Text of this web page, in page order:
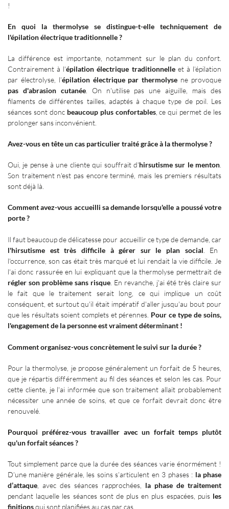
!
En quoi la thermolyse se distingue-t-elle techniquement de
l'épilation électrique traditionnelle?
La différence est importante, notamment sur le plan du confort.
Contrairement à l'épilation électrique traditionnelleet à l’épilation
par électrolyse, l’épilation électrique par thermolyse ne provoque
pas d'abrasion cutanée. On n'utilise pas une aiguille, mais des
filaments de différentes tailles, adaptés à chaque type de poil. Les
séances sont donc beaucoup plus confortables, ce qui permet de les
prolonger sans inconvénient.
Avez-vous en tête un cas particulier traité grâce à la thermolyse?
Oui, je pense à une cliente qui souffrait d'hirsutisme sur le menton
Son traitement n'est pas encore terminé, mais les premiers résultats
sont déjà là.
Comment avez-vous accueilli sa demande lorsqu'elle a poussé votre
porte?
Il faut beaucoup de délicatesse pour accueillir ce type de demande, car
l'hirsutisme est très difficile à gérer sur le plan social . En
l'occurrence, son cas était très marqué et lui rendait la vie difficile. Je
l'ai donc rassurée en lui expliquant que la thermolyse permettrait de
régler son problème sans risque . En revanche, j'ai été très claire sur
le fait que le traitement serait long, ce qui implique un coût
conséquent, et surtout qu'il était impératif d'aller jusqu'au bout pour
que les résultats soient complets et pérennes. Pour ce type de soins,
l'engagement de la personne est vraiment déterminant !
Comment organisez-vous concrètement le suivi sur la durée?
Pour la thermolyse, je propose généralement un forfait de 5 heures,
que je répartis différemment au fil des séances et selon les cas. Pour
cette cliente, je l'ai informée que son traitement allait probablement
nécessiter une année de soins, et que ce forfait devrait donc être
renouvelé.
Pourquoi préférez-vous travailler avec un forfait temps plutôt
qu'un forfait séances?
Tout simplement parce que la durée des séances varie énormément !
D’une manière générale, les soins s’articulent en 3 phases : la phase
d’attaque , avec des séances rapprochées, la phase de traitement
pendant laquelle les séances sont de plus en plus espacées, puis les
finitionsqui sont planifiées au cas par cas.